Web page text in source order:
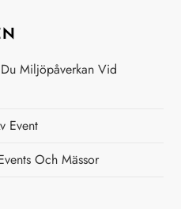
Miljöpåverkan Vid
Event
Och Mässor